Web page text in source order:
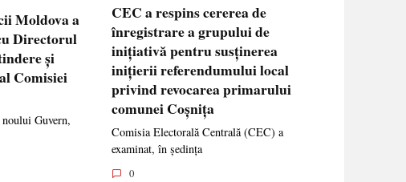
Moldova a
Directorul
și
Comisiei
Guvern,
CEC a respins cererea de
înregistrare a grupului de
inițiativă pentru susținerea
inițierii referendumului local
privind revocarea primarului
comunei Coșnița
Comisia Electorală Centrală (CEC) a
examinat, în ședința
0